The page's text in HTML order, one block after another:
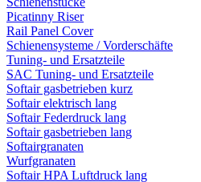
Picatinny Riser
Rail Panel Cover
Schienensysteme / Vorderschäfte
Tuning- und Ersatzteile
SAC Tuning- und Ersatzteile
Softair gasbetrieben kurz
Softair elektrisch lang
Softair Federdruck lang
Softair gasbetrieben lang
Softairgranaten
Wurfgranaten
Softair HPA Luftdruck lang